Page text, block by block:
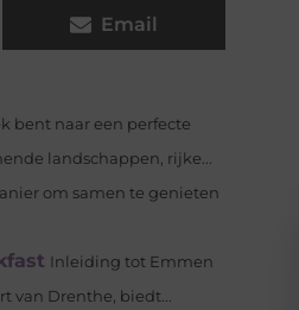
Email
bent naar een perfecte
landschappen, rijke...
om samen te genieten
Inleiding tot Emmen
van Drenthe, biedt...